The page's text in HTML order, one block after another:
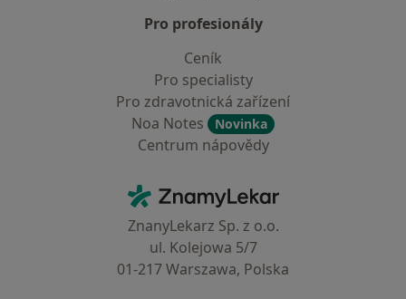
Pro profesionály
Ceník
Pro specialisty
Pro zdravotnická zařízení
Noa Notes
Novinka
Centrum nápovědy
ZnamyLekar - Hlavní stránka
ZnanyLekarz Sp. z o.o.
ul. Kolejowa 5/7
01-217 Warszawa, Polska